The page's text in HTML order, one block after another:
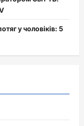
у чоловіків: 5